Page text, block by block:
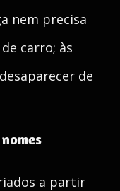
nem precisa
carro; às
de
a partir